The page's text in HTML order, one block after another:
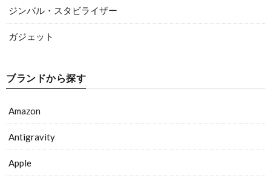
ジンバル・スタビライザー
ガジェット
ブランドから探す
Amazon
Antigravity
Apple